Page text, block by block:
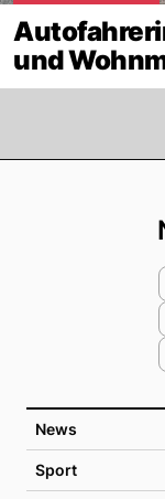
und
News
Sport